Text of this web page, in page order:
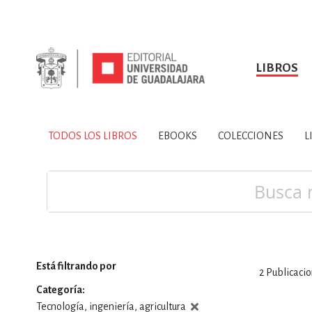
LIBROS
TODOS LOS LIBROS
SOBRE NOSOTROS HISTORIA
CIENCIAS DE LA
TODOS LOS LIBROS EBOOKS COLECCIONES
2
Está filtrando por
Categoría
Tecnología, ingeniería, agricultura